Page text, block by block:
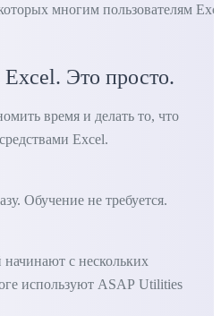
многим пользователям
Это просто.
время и делать то, что
Excel.
Обучение не требуется.
с нескольких
используют ASAP Utilities